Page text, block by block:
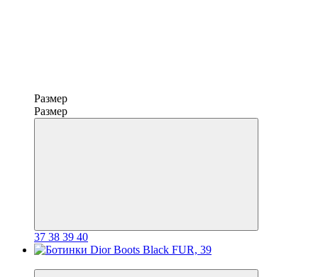
Размер
Размер
37 38 39 40